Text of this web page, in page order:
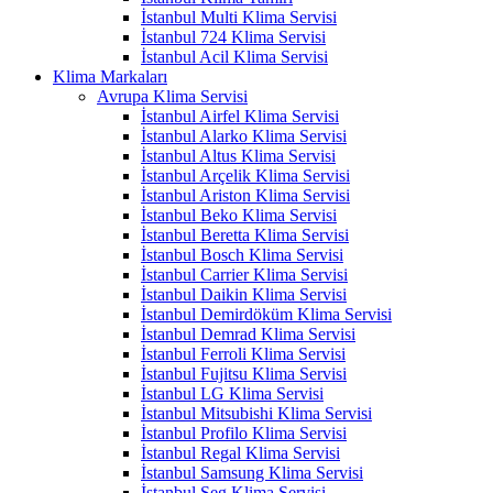
İstanbul Multi Klima Servisi
İstanbul 724 Klima Servisi
İstanbul Acil Klima Servisi
Klima Markaları
Avrupa Klima Servisi
İstanbul Airfel Klima Servisi
İstanbul Alarko Klima Servisi
İstanbul Altus Klima Servisi
İstanbul Arçelik Klima Servisi
İstanbul Ariston Klima Servisi
İstanbul Beko Klima Servisi
İstanbul Beretta Klima Servisi
İstanbul Bosch Klima Servisi
İstanbul Carrier Klima Servisi
İstanbul Daikin Klima Servisi
İstanbul Demirdöküm Klima Servisi
İstanbul Demrad Klima Servisi
İstanbul Ferroli Klima Servisi
İstanbul Fujitsu Klima Servisi
İstanbul LG Klima Servisi
İstanbul Mitsubishi Klima Servisi
İstanbul Profilo Klima Servisi
İstanbul Regal Klima Servisi
İstanbul Samsung Klima Servisi